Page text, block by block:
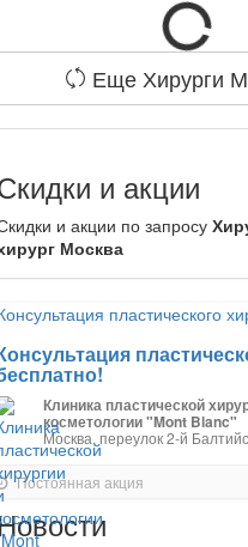
Еще Хирурги
и акции
и акции по запросу
Москва
Клиника пластической
косметологии "Mont Blanc"
Москва, переулок 2-й
Постоянная акция